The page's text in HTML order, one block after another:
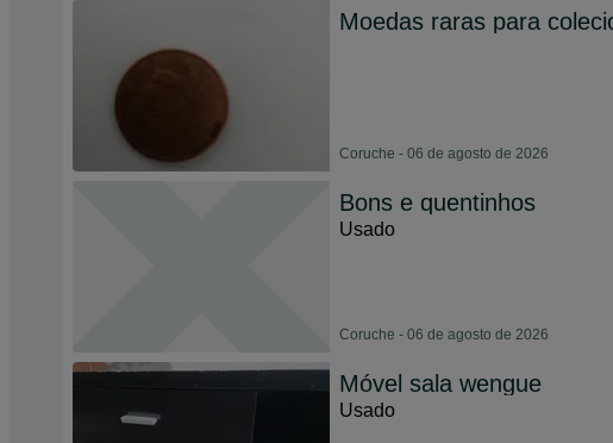
Moedas raras para
Coruche - 06 de agosto de 2026
Bons e quentinhos
Usado
Coruche - 06 de agosto de 2026
Móvel sala wengue
Usado